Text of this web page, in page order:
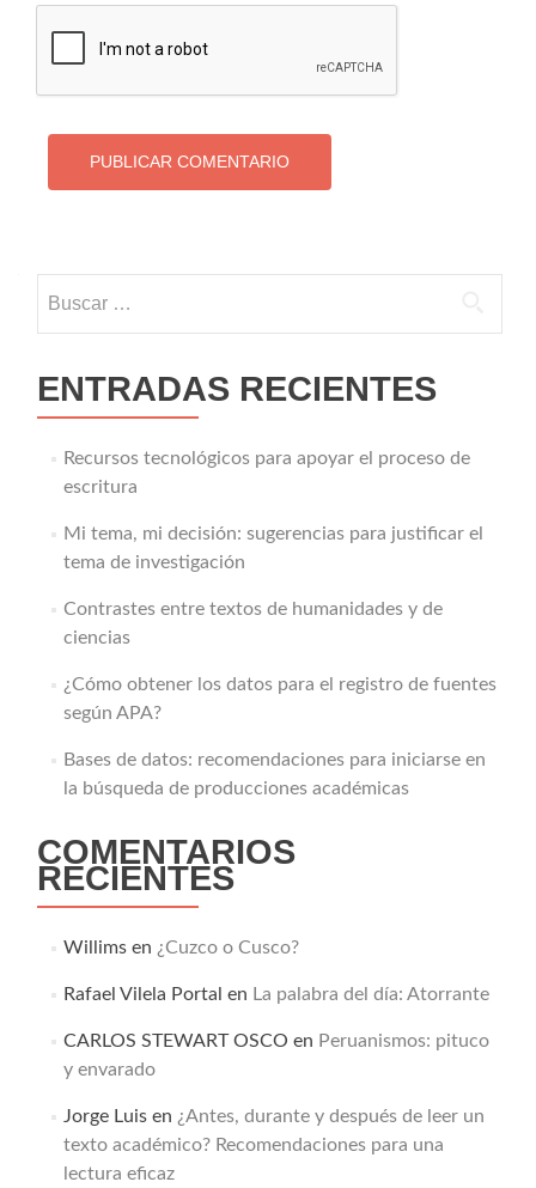
ENTRADAS RECIENTES
Recursos tecnológicos para apoyar el proceso de
escritura
Mi tema, mi decisión: sugerencias para justificar el
tema de investigación
Contrastes entre textos de humanidades y de
ciencias
¿Cómo obtener los datos para el registro de fuentes
según APA?
Bases de datos: recomendaciones para iniciarse en
la búsqueda de producciones académicas
COMENTARIOS
RECIENTES
Willimsen ¿Cuzco o Cusco?
Rafael Vilela Portal en La palabra del día: Atorrante
CARLOS STEWART OSCO en Peruanismos: pituco
y envarado
Jorge Luisen ¿Antes, durante y después de leer un
texto académico? Recomendaciones para una
lectura eficaz